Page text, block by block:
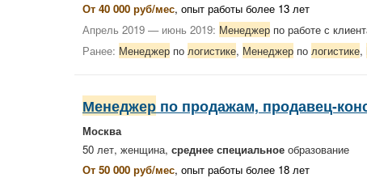
От 40 000 руб/мес, опыт работы более 13 лет
Апрель 2019 — июнь 2019: Менеджер по работе с
Ранее: Менеджер по логистике, Менеджер по логистике,
Менеджер по продажам, продавец-
Москва
50 лет, женщина, среднее специальное образование
От 50 000 руб/мес, опыт работы более 18 лет